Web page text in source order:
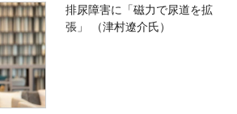
排尿障害に「磁力で尿道を拡
張」 （津村遼介氏）